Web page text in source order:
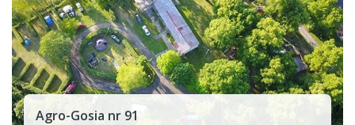
Agro-Gosia nr 91